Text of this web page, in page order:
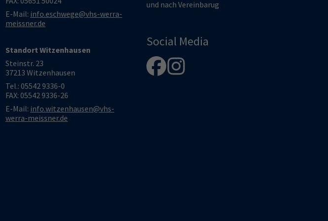
E-Mail: info.eschwege@vhs-werra-
meissner.de
Standort Witzenhausen
Steinstr. 23
37213 Witzenhausen
Tel.: 05542 9336-0
FAX: 05542 9336-26
E-Mail: info.witzenhausen@vhs-
werra-meissner.de
und nach Vereinbarug
Social Media